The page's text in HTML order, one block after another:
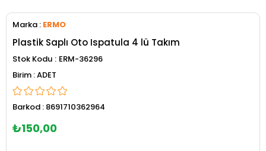
Marka : ERMO
Plastik Saplı Oto Ispatula 4 lü Takım
Stok Kodu
ERM-36296
ADET
Barkod : 8691710362964
₺150,00